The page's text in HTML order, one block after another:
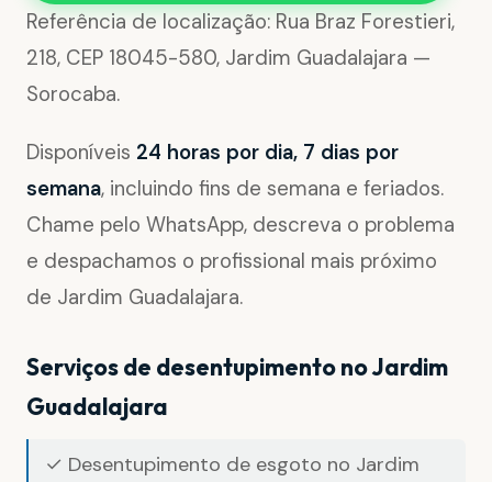
Referência de localização: Rua Braz Forestieri,
218, CEP 18045-580, Jardim Guadalajara —
Sorocaba.
Disponíveis 24 horas por dia, 7 dias por
semana, incluindo fins de semana e feriados.
Chame pelo WhatsApp, descreva o problema
e despachamos o profissional mais próximo
de Jardim Guadalajara.
Serviços de desentupimento no Jardim
Guadalajara
✓ Desentupimento de esgoto no Jardim